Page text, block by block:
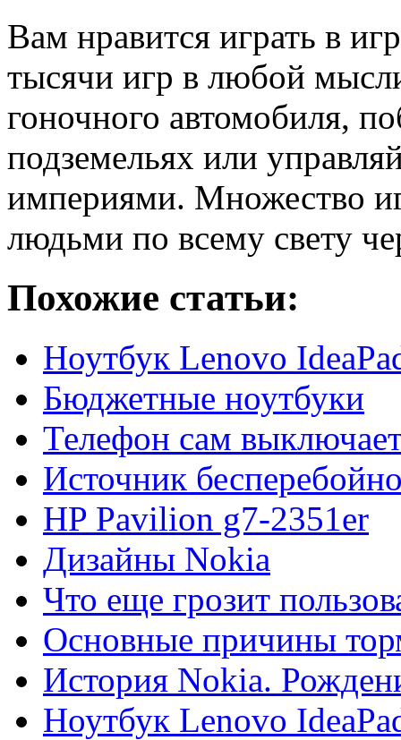
Вам нравится играть в
тысячи игр в любой
гоночного автомобиля,
подземельях или
империями. Множество
людьми по всему свету
Похожие статьи:
Ноутбук Lenovo
Бюджетные ноутбуки
Телефон сам
Источник
HP Pavilion g7-2351er
Дизайны Nokia
Что еще грозит
Основные причины
История Nokia.
Ноутбук Lenovo